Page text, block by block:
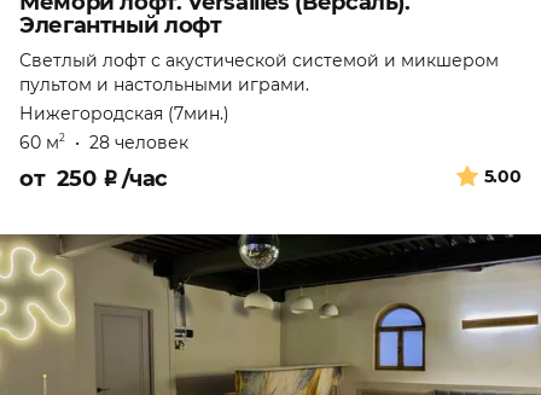
Элегантный лофт
Светлый лофт с акустической системой и микшером
пультом и настольными играми.
Нижегородская (7мин.)
60 м2 • 28 человек
5.00
от 250 ₽/час